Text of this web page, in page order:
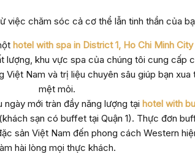
việc chăm sóc cả cơ thể lẫn tinh thần của
hotel with spa in District 1, Ho Chi Minh City
lượng, khu vực spa của chúng tôi cung cấp
Việt Nam và trị liệu chuyên sâu giúp bạn xua
mệt mỏi.
ngày mới tràn đầy năng lượng tại hotel with
sạn có buffet tại Quận 1). Thực đơn
sản Việt Nam đến phong cách Western
hài lòng mọi thực khách.